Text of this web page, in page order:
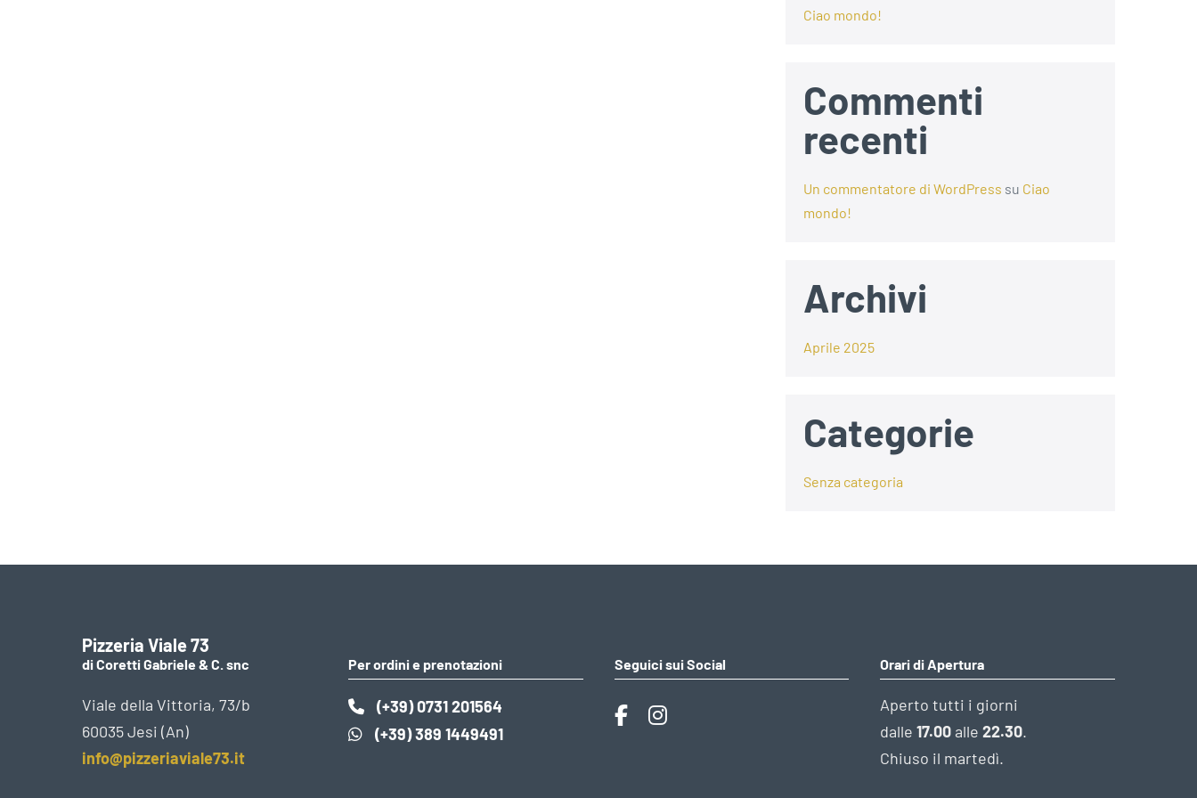
Ciao mondo!
Commenti
recenti
Un commentatore di WordPress su Ciao
mondo!
Archivi
Aprile 2025
Categorie
Senza categoria
Pizzeria Viale 73
di Coretti Gabriele & C. snc
Viale della Vittoria, 73/b
60035 Jesi (An)
info@pizzeriaviale73.it
Per ordini e prenotazioni
(+39) 0731 201564
(+39) 389 1449491
Seguici sui Social Orari di Apertura
Aperto tutti i giorni
dalle17.00 alle22.30.
Chiuso il martedì.